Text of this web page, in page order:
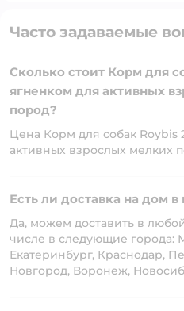
Часто задаваемые
Сколько стоит Корм для
ягненком для активных
пород?
Цена Корм для собак Roybis
активных взрослых мелких
Есть ли доставка на дом
Да, можем доставить в
числе в следующие города:
Екатеринбург, Краснодар,
Новгород, Воронеж,